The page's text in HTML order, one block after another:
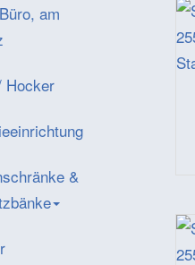
am
Hocker
&